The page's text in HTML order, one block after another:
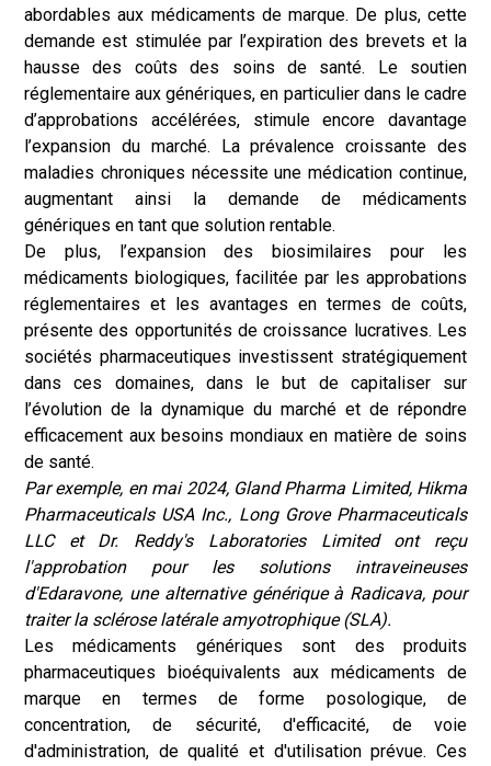
abordables aux médicaments de marque. De plus, cette
demande est stimulée par l’expiration des brevets et la
hausse des coûts des soins de santé. Le soutien
réglementaire aux génériques, en particulier dans le cadre
d’approbations accélérées, stimule encore davantage
l’expansion du marché. La prévalence croissante des
maladies chroniques nécessite une médication continue,
augmentant ainsi la demande de médicaments
génériques en tant que solution rentable.
De plus, l’expansion des biosimilaires pour les
médicaments biologiques, facilitée par les approbations
réglementaires et les avantages en termes de coûts,
présente des opportunités de croissance lucratives. Les
sociétés pharmaceutiques investissent stratégiquement
dans ces domaines, dans le but de capitaliser sur
l’évolution de la dynamique du marché et de répondre
efficacement aux besoins mondiaux en matière de soins
de santé.
Par exemple, en mai 2024, Gland Pharma Limited, Hikma
Pharmaceuticals USA Inc., Long Grove Pharmaceuticals
LLC et Dr. Reddy's Laboratories Limited ont reçu
l'approbation pour les solutions intraveineuses
d'Edaravone, une alternative générique à Radicava, pour
traiter la sclérose latérale amyotrophique (SLA).
Les médicaments génériques sont des produits
pharmaceutiques bioéquivalents aux médicaments de
marque en termes de forme posologique, de
concentration, de sécurité, d'efficacité, de voie
d'administration, de qualité et d'utilisation prévue. Ces